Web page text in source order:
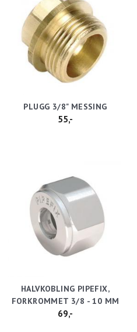
PLUGG 3/8" MESSING
55,-
HALVKOBLING PIPEFIX,
FORKROMMET 3/8 - 10 MM
69,-